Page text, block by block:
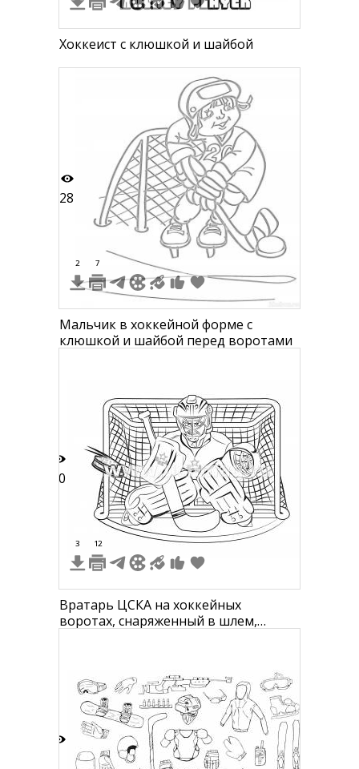
Хоккеист с клюшкой и шайбой
28
2 7
Мальчик в хоккейной форме с
клюшкой и шайбой перед воротами
20
3 12
Вратарь ЦСКА на хоккейных
воротах, снаряженный в шлем,